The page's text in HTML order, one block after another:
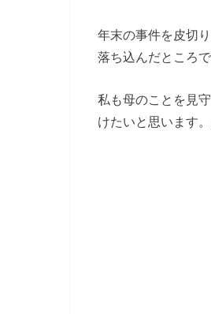
年末の事件を皮切
落ち込んだところ
私も母のことを見
けたいと思います